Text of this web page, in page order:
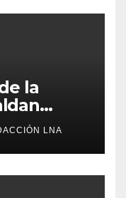
la
y
LNA